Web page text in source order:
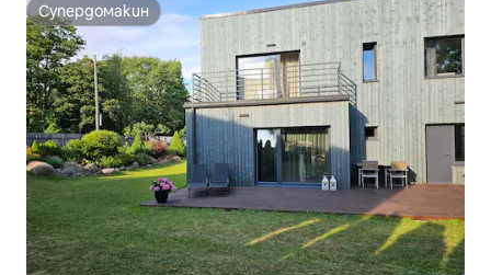
Супердомакин
Супердомакин